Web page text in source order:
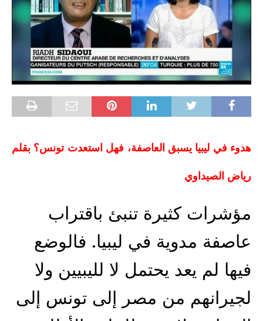
هدوء في ليبيا يسبق العاصفة، فهل استعدت تونس؟ بقلم
رياض الصيداوي
مؤشرات كثيرة تنبئ باقتراب
عاصفة مدوية في ليبيا. فالوضع
فيها لم يعد يحتمل لا لليبيين ولا
لجيرانهم من مصر إلى تونس إلى